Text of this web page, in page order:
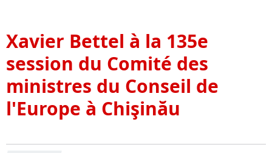
Xavier Bettel à la 135e
session du Comité des
ministres du Conseil de
l'Europe à Chişinău